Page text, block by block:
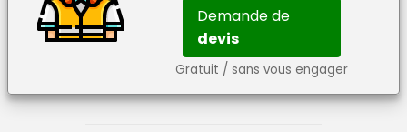
Demande de
devis
Gratuit / sans vous engager